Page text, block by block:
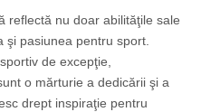
reflectă nu doar abilităţile sale
şi pasiunea pentru sport.
de excepţie,
o mărturie a dedicării şi a
drept inspiraţie pentru